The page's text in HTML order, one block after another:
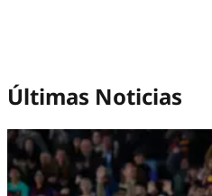
Últimas Noticias